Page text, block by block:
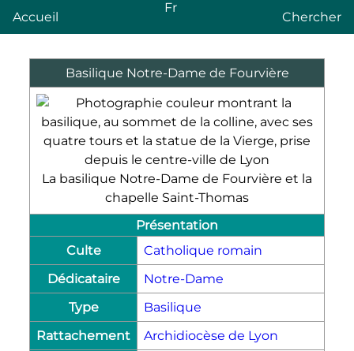
Accueil
Fr
Chercher
Basilique Notre-Dame de Fourvière
La basilique Notre-Dame de Fourvière et la
chapelle Saint-Thomas
Présentation
Culte
Catholique romain
Dédicataire
Notre-Dame
Type
Basilique
Rattachement
Archidiocèse de Lyon